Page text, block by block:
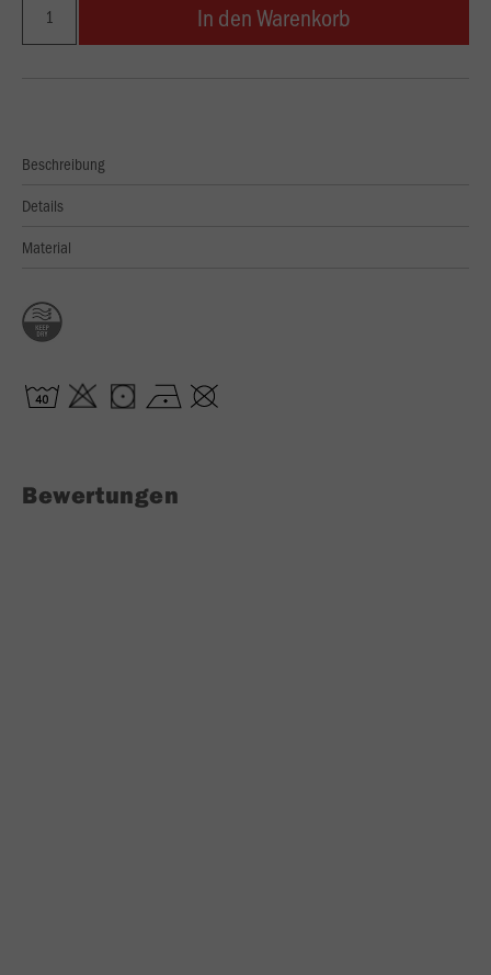
In den Warenkorb
Beschreibung
Details
Material
Bewertungen